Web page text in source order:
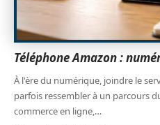
Téléphone Amazon :
À l'ère du numérique, joindre le
parfois ressembler à un parcours
commerce en ligne,…